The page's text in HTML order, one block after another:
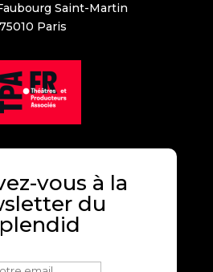
Saint-Martin
75010 Paris
vous à la
du